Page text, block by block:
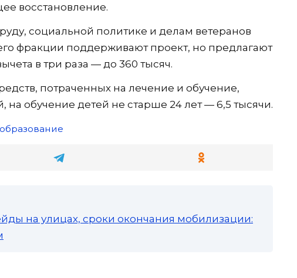
восстановление.
социальной политике и делам ветеранов
фракции поддерживают проект, но предлагают
в три раза — до 360 тысяч.
потраченных на лечение и обучение,
на обучение детей не старше 24 лет — 6,5 тысячи.
образование
на улицах, сроки окончания мобилизации: